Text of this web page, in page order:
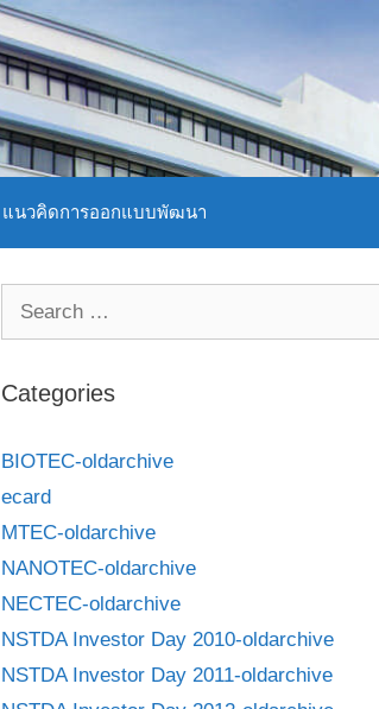
แนวคิดการออกแบบพัฒนา
Categories
BIOTEC-oldarchive
ecard
MTEC-oldarchive
NANOTEC-oldarchive
NECTEC-oldarchive
NSTDA Investor Day 2010-oldarchive
NSTDA Investor Day 2011-oldarchive